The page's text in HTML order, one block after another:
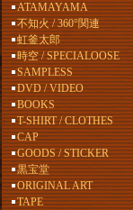
ATAMAYAMA
不知火 / 360°関連
虹釜太郎
時空 / SPECIALOOSE
SAMPLESS
DVD / VIDEO
BOOKS
T-SHIRT / CLOTHES
CAP
GOODS / STICKER
黒宝堂
ORIGINAL ART
TAPE